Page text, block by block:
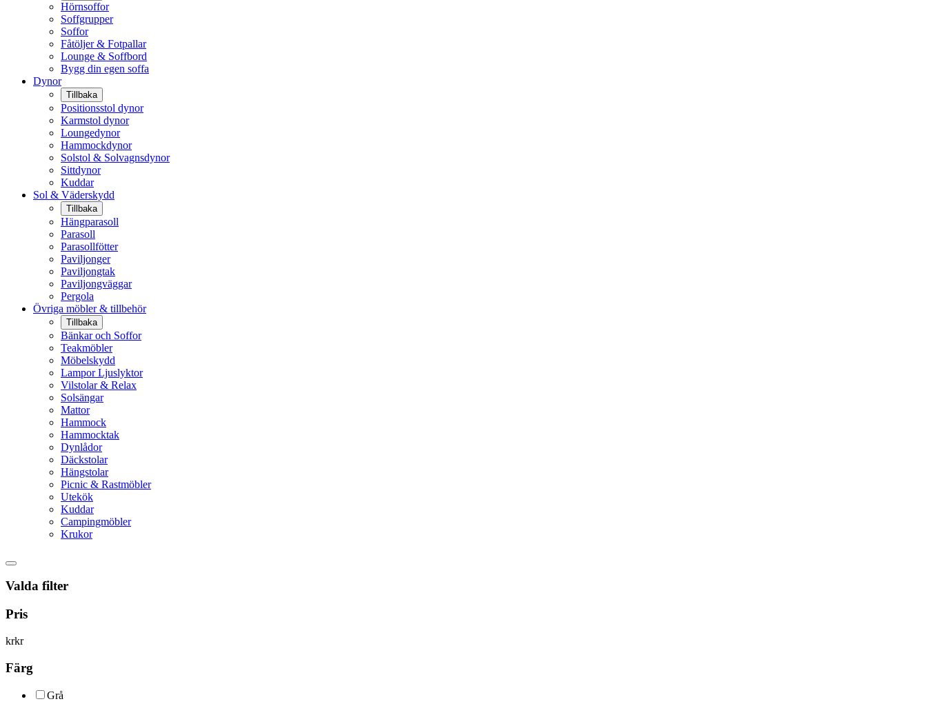
Hörnsoffor
Soffgrupper
Soffor
Fåtöljer & Fotpallar
Lounge & Soffbord
Bygg din egen soffa
Dynor
Tillbaka
Positionsstol dynor
Karmstol dynor
Loungedynor
Hammockdynor
Solstol & Solvagnsdynor
Sittdynor
Kuddar
Sol & Väderskydd
Tillbaka
Hängparasoll
Parasoll
Parasollfötter
Paviljonger
Paviljongtak
Paviljongväggar
Pergola
Övriga möbler & tillbehör
Tillbaka
Bänkar och Soffor
Teakmöbler
Möbelskydd
Lampor Ljuslyktor
Vilstolar & Relax
Solsängar
Mattor
Hammock
Hammocktak
Dynlådor
Däckstolar
Hängstolar
Picnic & Rastmöbler
Utekök
Kuddar
Campingmöbler
Krukor
Valda filter
Pris
krkr
Färg
Grå